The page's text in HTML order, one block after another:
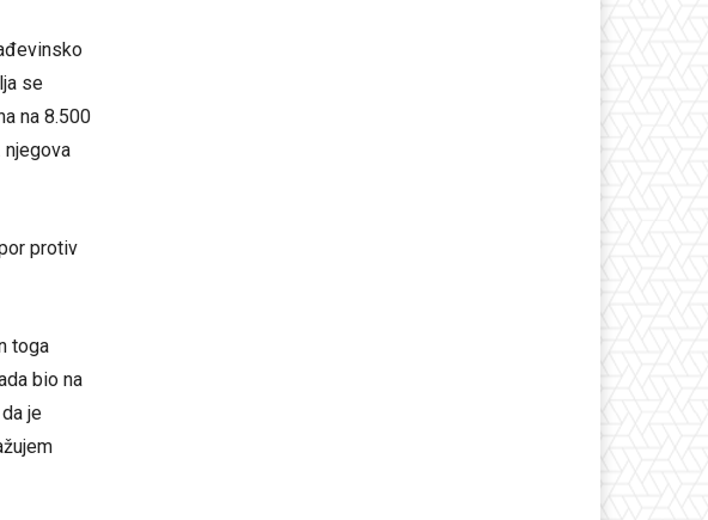
se
na 8.500
njegova
protiv
toga
bio na
je